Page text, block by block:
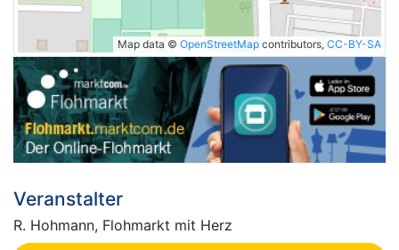
Map data © OpenStreetMap contributors, CC-BY-SA
Veranstalter
R. Hohmann, Flohmarkt mit Herz